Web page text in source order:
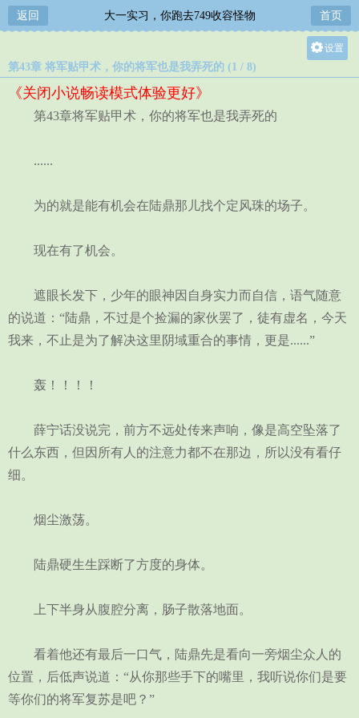
返回 大一实习，你跑去749收容怪物 首页
设置
第43章 将军贴甲术，你的将军也是我弄死的 (1 / 8)
《关闭小说畅读模式体验更好》
第43章将军贴甲术，你的将军也是我弄死的
......
为的就是能有机会在陆鼎那儿找个定风珠的场子。
现在有了机会。
遮眼长发下，少年的眼神因自身实力而自信，语气随意
的说道：“陆鼎，不过是个捡漏的家伙罢了，徒有虚名，今天
我来，不止是为了解决这里阴域重合的事情，更是......”
轰！！！！
薛宁话没说完，前方不远处传来声响，像是高空坠落了
什么东西，但因所有人的注意力都不在那边，所以没有看仔
细。
烟尘激荡。
陆鼎硬生生踩断了方度的身体。
上下半身从腹腔分离，肠子散落地面。
看着他还有最后一口气，陆鼎先是看向一旁烟尘众人的
位置，后低声说道：“从你那些手下的嘴里，我听说你们是要
等你们的将军复苏是吧？”